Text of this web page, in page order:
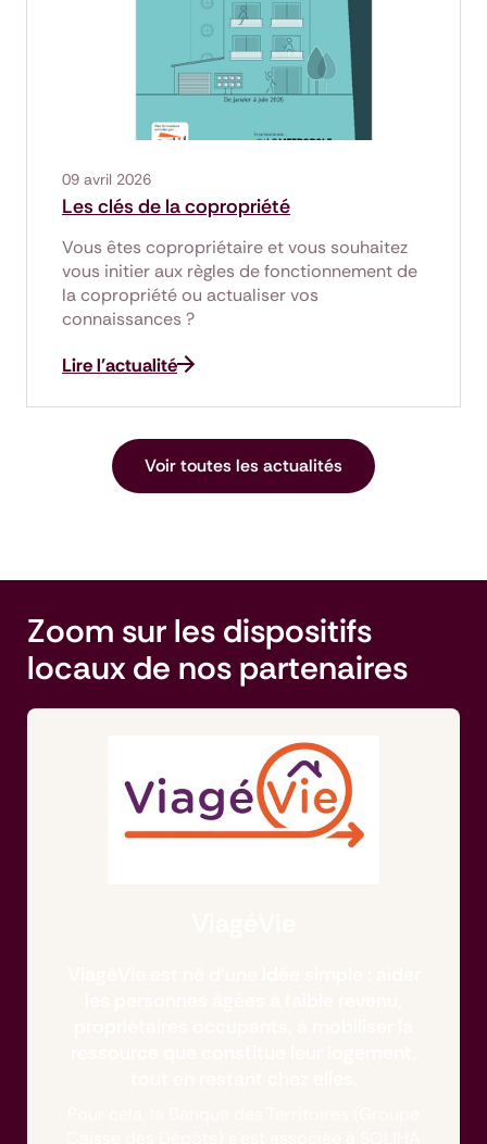
Les clés de la copropriété
09 avril 2026
Vous êtes copropriétaire et vous souhaitez
vous initier aux règles de fonctionnement de
la copropriété ou actualiser vos
connaissances ?
Lire l'actualité
Voir toutes les actualités
Zoom sur les dispositifs
locaux de nos partenaires